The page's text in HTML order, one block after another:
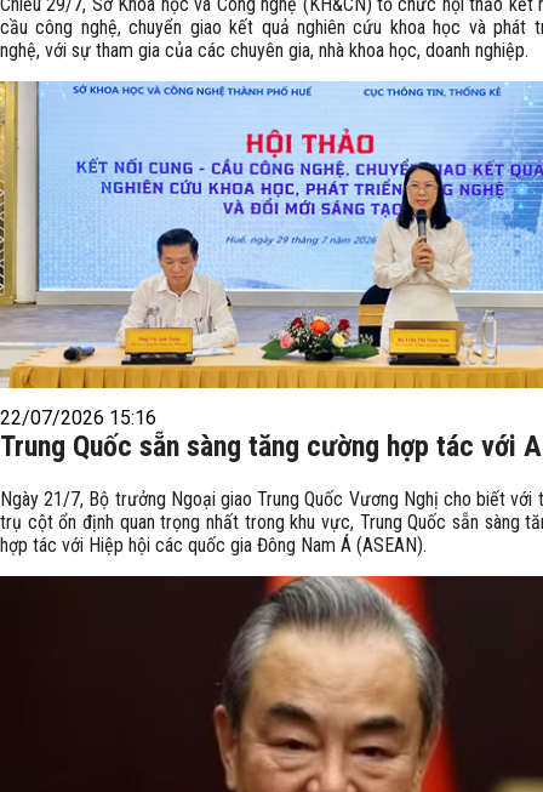
cầu công nghệ, chuyển giao kết quả nghiên cứu khoa học và phát
nghệ, với sự tham gia của các chuyên gia, nhà khoa học, doanh nghiệp.
22/07/2026 15:16
Trung Quốc sẵn sàng tăng cường hợp tác với
Ngày 21/7, Bộ trưởng Ngoại giao Trung Quốc Vương Nghị cho biết với
trụ cột ổn định quan trọng nhất trong khu vực, Trung Quốc sẵn sàng
hợp tác với Hiệp hội các quốc gia Đông Nam Á (ASEAN).